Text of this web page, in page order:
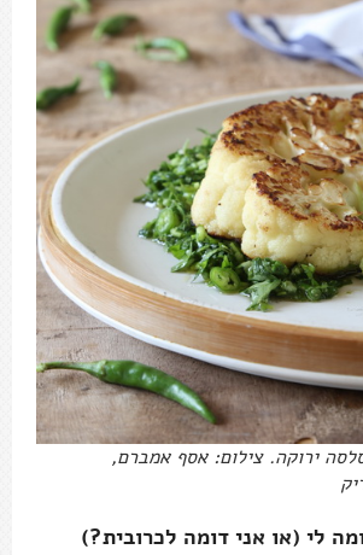
ירוקה. צילום: אסף אמברם,
לי (או אני דומה לכרובית?)